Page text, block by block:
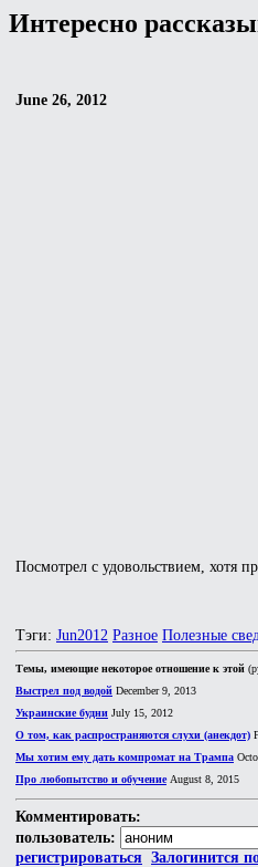
Интересно
June 26, 2012
Посмотрел с удовольствием, хотя
Тэги: Jun2012 Разное Полезные
Темы, имеющие некоторое отношение к этой
Выстрел под водой December 9, 2013
Украинские будни July 15, 2012
О том, как распространяются слухи (анекдот)
Мы хотим ему дать компромат на Трампа
Про любопытство и обучениеAugust 8, 2015
Комментировать:
пользователь:
регистрироваться Залогинится